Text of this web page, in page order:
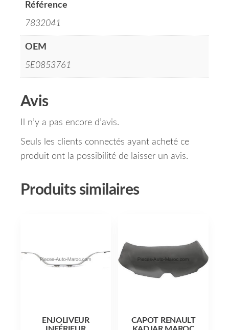
Référence
7832041
OEM
5E0853761
Avis
Il n’y a pas encore d’avis.
Seuls les clients connectés ayant acheté ce
produit ont la possibilité de laisser un avis.
Produits similaires
ENJOLIVEUR
CAPOT RENAULT